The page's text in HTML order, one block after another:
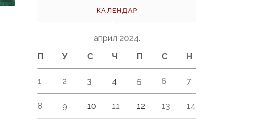
КАЛЕНДАР
април 2024.
П
У С Ч П С Н
1 2 3 4 5 6 7
8 9 10 11 12 13 14